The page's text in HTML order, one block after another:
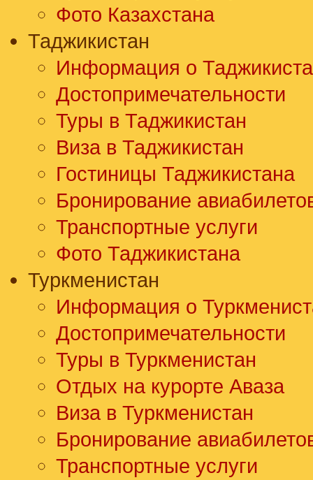
Фото Казахстана
Таджикистан
Информация о
Достопримечательности
Туры в Таджикистан
Виза в Таджикистан
Гостиницы Таджикистана
Бронирование
Транспортные услуги
Фото Таджикистана
Туркменистан
Информация о
Достопримечательности
Туры в Туркменистан
Отдых на курорте Аваза
Виза в Туркменистан
Бронирование
Транспортные услуги